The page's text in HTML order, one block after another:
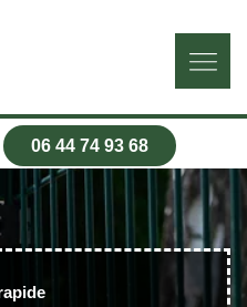
06 44 74 93 68